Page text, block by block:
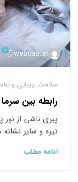
webcaster ۰
ﺳﻼﻣﺖ، زﯾﺒﺎﯾﯽ و
رابطه بین
پبری ناشی از
تیره و سایر
ادامه مطلب